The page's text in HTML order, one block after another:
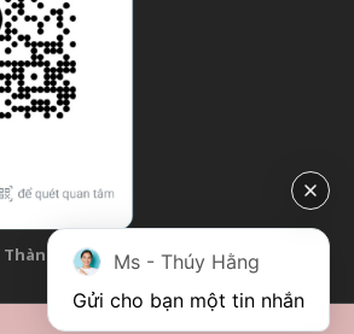
Thành Công Flower| Design bởi
Ms - Thúy Hằng
Gửi cho bạn một tin nhắn